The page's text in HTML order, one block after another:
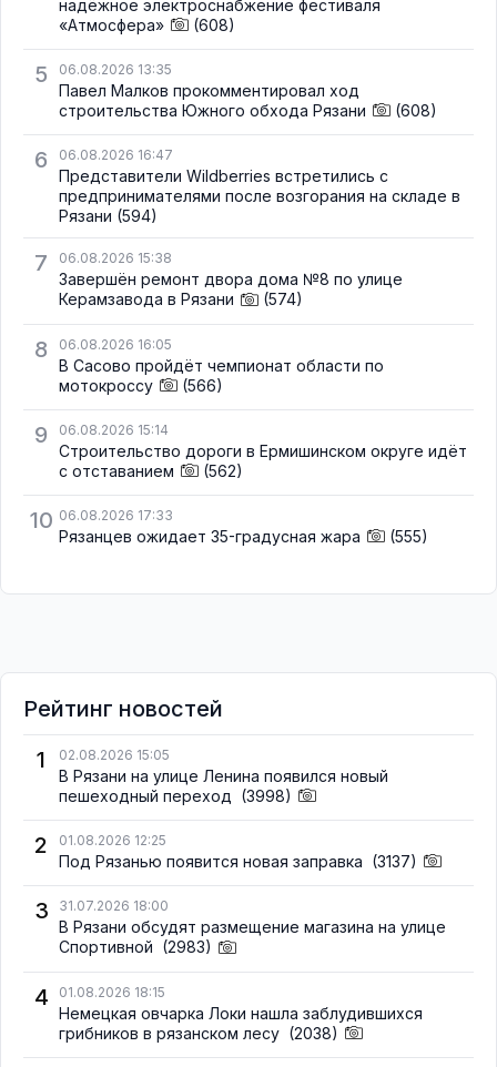
надёжное электроснабжение фестиваля
«Атмосфера»
(608)
5 06.08.2026 13:35
Павел Малков прокомментировал ход
строительства Южного обхода Рязани
(608)
6 06.08.2026 16:47
Представители Wildberries встретились с
предпринимателями после возгорания на складе в
Рязани (594)
7 06.08.2026 15:38
Завершён ремонт двора дома №8 по улице
Керамзавода в Рязани
(574)
8 06.08.2026 16:05
В Сасово пройдёт чемпионат области по
мотокроссу
(566)
9 06.08.2026 15:14
Строительство дороги в Ермишинском округе идёт
с отставанием
(562)
10 06.08.2026 17:33
Рязанцев ожидает 35-градусная жара (555)
Рейтинг новостей
1
02.08.2026 15:05
В Рязани на улице Ленина появился новый
пешеходный переход (3998)
2 01.08.2026 12:25
Под Рязанью появится новая заправка (3137)
3 31.07.2026 18:00
В Рязани обсудят размещение магазина на улице
Спортивной (2983)
4 01.08.2026 18:15
Немецкая овчарка Локи нашла заблудившихся
грибников в рязанском лесу (2038)